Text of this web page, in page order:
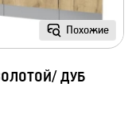
Похожие
ДУБ